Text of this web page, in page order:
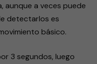
aunque a veces puede
detectarlos es
básico.
3 segundos, luego